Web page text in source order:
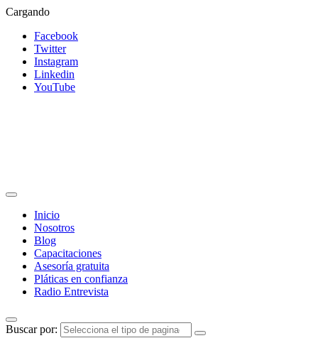
Cargando
Facebook
Twitter
Instagram
Linkedin
YouTube
Inicio
Nosotros
Blog
Capacitaciones
Asesoría gratuita
Pláticas en confianza
Radio Entrevista
Buscar por: